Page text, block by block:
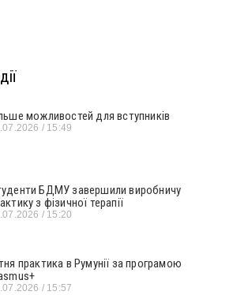
можливостей для вступників
15:49
БДМУ завершили виробничу
з фізичної терапії
15:20
практика в Румунії за програмою
15:57